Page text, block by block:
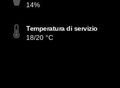
14%
Temperatura di servizio
18/20 °C